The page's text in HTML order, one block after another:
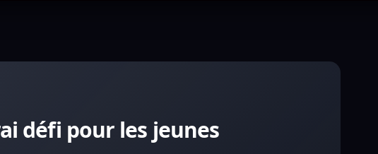
défi pour les jeunes